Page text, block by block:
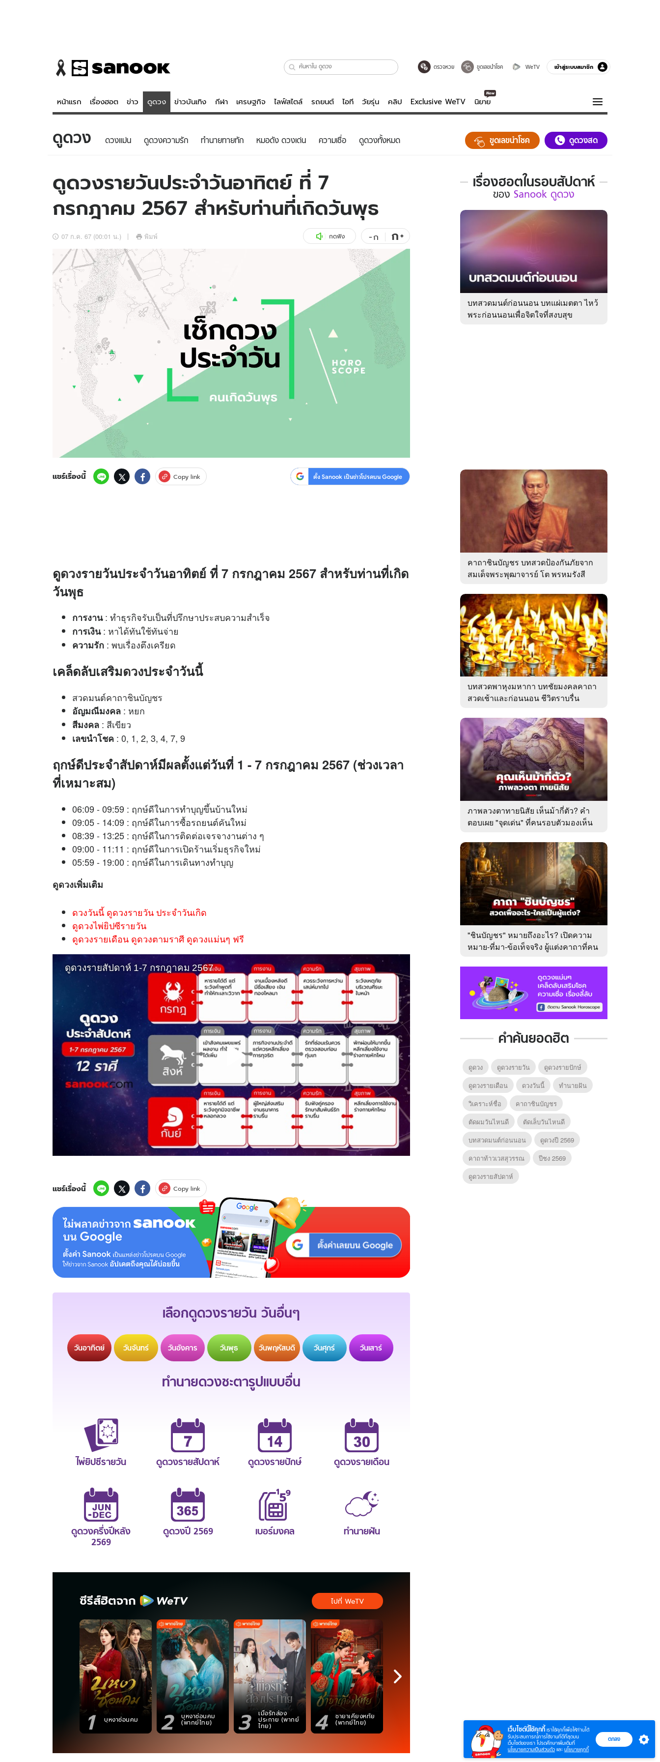
ตรวจหวย ขูดเลขนำโชค WeTV เข้าสู่ระบบสมาชิก
หน้าแรก เรื่องฮอต ข่าว ดูดวง ข่าวบันเทิง กีฬา เศรษฐกิจ ไลฟ์สไตล์ รถยนต์ ไอที วัยรุ่น คลิป Exclusive WeTV นิยาย
ข่าว
ข่าวบันเทิง
ข่าวกีฬา
ข่าวเศรษฐกิจ
อัปเดตจีน
เช็กข่าวชัวร์
ดูดวง - ตรวจหวย
สถิติหวยไทย
หวยลาว
ไลฟ์สไตล์
วัยรุ่น
ไอที
สุขภาพ
Sanook Choice
ดูทีวี
WeTV
ความรู้รอบตัว
ฮาวทู
ดาวน์โหลดสนุกแอปฟรี ติดตามสนุกโซเชียลได้ที่
สงวนลิขสิทธิ์ ©2569 บริษัท อิมเมจ ฟิวเจอร์ (ประเทศไทย) จำกัด
ดูดวง ดวงแม่น ดูดวงความรัก ทํานายทายทัก หมอดัง ดวงเด่น ความเชื่อ ดูดวงทั้งหมด ขูดเลขนำโชค ดูดวงสด
ดูดวงรายวันประจำวันอาทิตย์ ที่ 7
กรกฎาคม 2567 สำหรับท่านที่เกิดวันพุธ
07 ก.ค. 67 (00:01 น.) พิมพ์ กดฟัง -ก ก+
แชร์เรื่องนี้ Copy link ตั้ง Sanook เป็นข่าวโปรดบน Google
ดูดวงรายวันประจำวันอาทิตย์ ที่ 7 กรกฎาคม 2567 สำหรับท่านที่เกิด
วันพุธ
การงาน: ทำธุรกิจรับเป็นที่ปรึกษาประสบความสำเร็จ
การเงิน: หาได้ทันใช้ทันจ่าย
ความรัก : พบเรื่องตึงเครียด
เคล็ดลับเสริมดวงประจำวันนี้
สวดมนต์คาถาชินบัญชร
อัญมณีมงคล : หยก
สีมงคล : สีเขียว
เลขนำโชค : 0, 1, 2, 3, 4, 7, 9
ฤกษ์ดีประจำสัปดาห์มีผลตั้งแต่วันที่ 1 - 7 กรกฎาคม 2567 (ช่วงเวลา
ที่เหมาะสม)
06:09 - 09:59 : ฤกษ์ดีในการทำบุญขึ้นบ้านใหม่
09:05 - 14:09 : ฤกษ์ดีในการซื้อรถยนต์คันใหม่
08:39 - 13:25 : ฤกษ์ดีในการติดต่อเจรจางานต่าง ๆ
09:00 - 11:11 : ฤกษ์ดีในการเปิดร้านเริ่มธุรกิจใหม่
05:59 - 19:00 : ฤกษ์ดีในการเดินทางทำบุญ
ดูดวงเพิ่มเติม
ดวงวันนี้ ดูดวงรายวัน ประจำวันเกิด
ดูดวงไพ่ยิปซีรายวัน
ดูดวงรายเดือน ดูดวงตามราศี ดูดวงแม่นๆ ฟรี
แชร์เรื่องนี้ Copy link
เลือกดูดวงรายวัน วันอื่นๆ
วันอาทิตย์ วันจันทร์ วันอังคาร วันพุธ วันพฤหัสบดี วันศุกร์ วันเสาร์
ทำนายดวงชะตารูปแบบอื่น
ไพ่ยิปซีรายวัน ดูดวงรายสัปดาห์ ดูดวงรายปักษ์ ดูดวงรายเดือน
ดูดวงครึ่งปีหลัง
2569
ดูดวงปี 2569 เบอร์มงคล ทำนายฝัน
ซีรีส์ฮิตจาก
1 บุหงาซ่อนคม 2 บุหงาซ่อนคม
(พากย์ไทย) 3 เมื่อรักส่อง
ประกาย (พากย์
ไทย) 4 ชายาเคียงหทัย
(พากย์ไทย) 5 6 พบเธอ 7 พบเธอ (พากย์
ไทย) 8 แบบ
ไปที่ WeTV
เรื่องฮอตในรอบสัปดาห์
เรื่อง
ใน
รอบ
ของ
Sanook
ดูด
ของ Sanook ดูดวง
บทสวดมนต์ก่อนนอน บทแผ่เมตตา ไหว้
พระก่อนนอนเพื่อจิตใจที่สงบสุข
คาถาชินบัญชร บทสวดป้องกันภัยจาก
สมเด็จพระพุฒาจารย์ โต พรหมรังสี
บทสวดพาหุงมหากา บทชัยมงคลคาถา
สวดเช้าและก่อนนอน ชีวิตราบรื่น
ภาพลวงตาทายนิสัย เห็นม้ากี่ตัว? คำ
ตอบเผย "จุดเด่น" ที่คนรอบตัวมองเห็น
"ชินบัญชร" หมายถึงอะไร? เปิดความ
หมาย-ที่มา-ข้อเท็จจริง ผู้แต่งคาถาที่คน
คำค้นยอดฮิต
ดูดวง ดูดวงรายวัน
ดูดวงรายปักษ์
ดูดวงรายเดือน
ดวงวันนี้
ทํานายฝัน
วิเคราะห์ชื่อ
คาถาชินบัญชร
ตัดผมวันไหนดี
ตัดเล็บวันไหนดี
บทสวดมนต์ก่อนนอน
ดูดวงปี 2569
คาถาท้าวเวสสุวรรณ
ปีชง 2569
ดูดวงรายสัปดาห์
เว็บไซต์นี้ใช้คุกกี้ เราใช้คุกกี้เพื่อให้ท่านได้
รับประสบการณ์การใช้งานที่ดีที่สุดบน
เว็บไซต์ของเรา โปรดศึกษาเพิ่มเติมที่
นโยบายความเป็นส่วนตัว และ นโยบายคุกกี้
ตกลง